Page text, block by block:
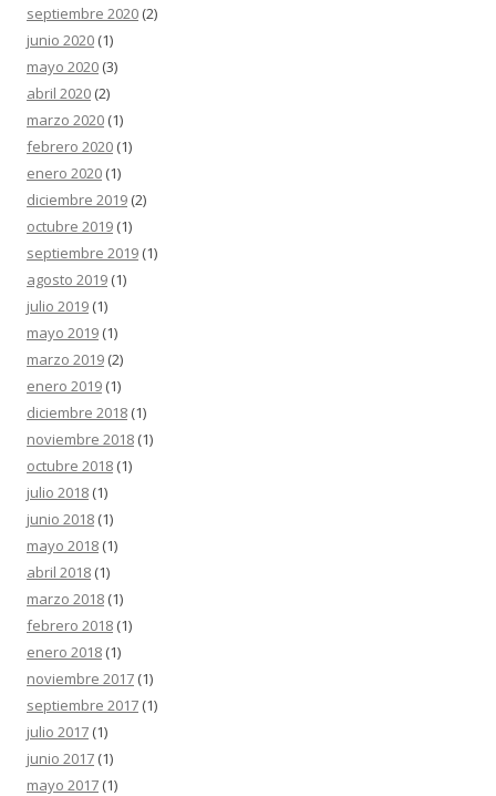
septiembre 2020 (2)
junio 2020 (1)
mayo 2020 (3)
abril 2020 (2)
marzo 2020 (1)
febrero 2020 (1)
enero 2020 (1)
diciembre 2019 (2)
octubre 2019 (1)
septiembre 2019 (1)
agosto 2019 (1)
julio 2019 (1)
mayo 2019 (1)
marzo 2019 (2)
enero 2019 (1)
diciembre 2018 (1)
noviembre 2018 (1)
octubre 2018 (1)
julio 2018 (1)
junio 2018 (1)
mayo 2018 (1)
abril 2018 (1)
marzo 2018 (1)
febrero 2018 (1)
enero 2018 (1)
noviembre 2017 (1)
septiembre 2017 (1)
julio 2017 (1)
junio 2017 (1)
mayo 2017 (1)